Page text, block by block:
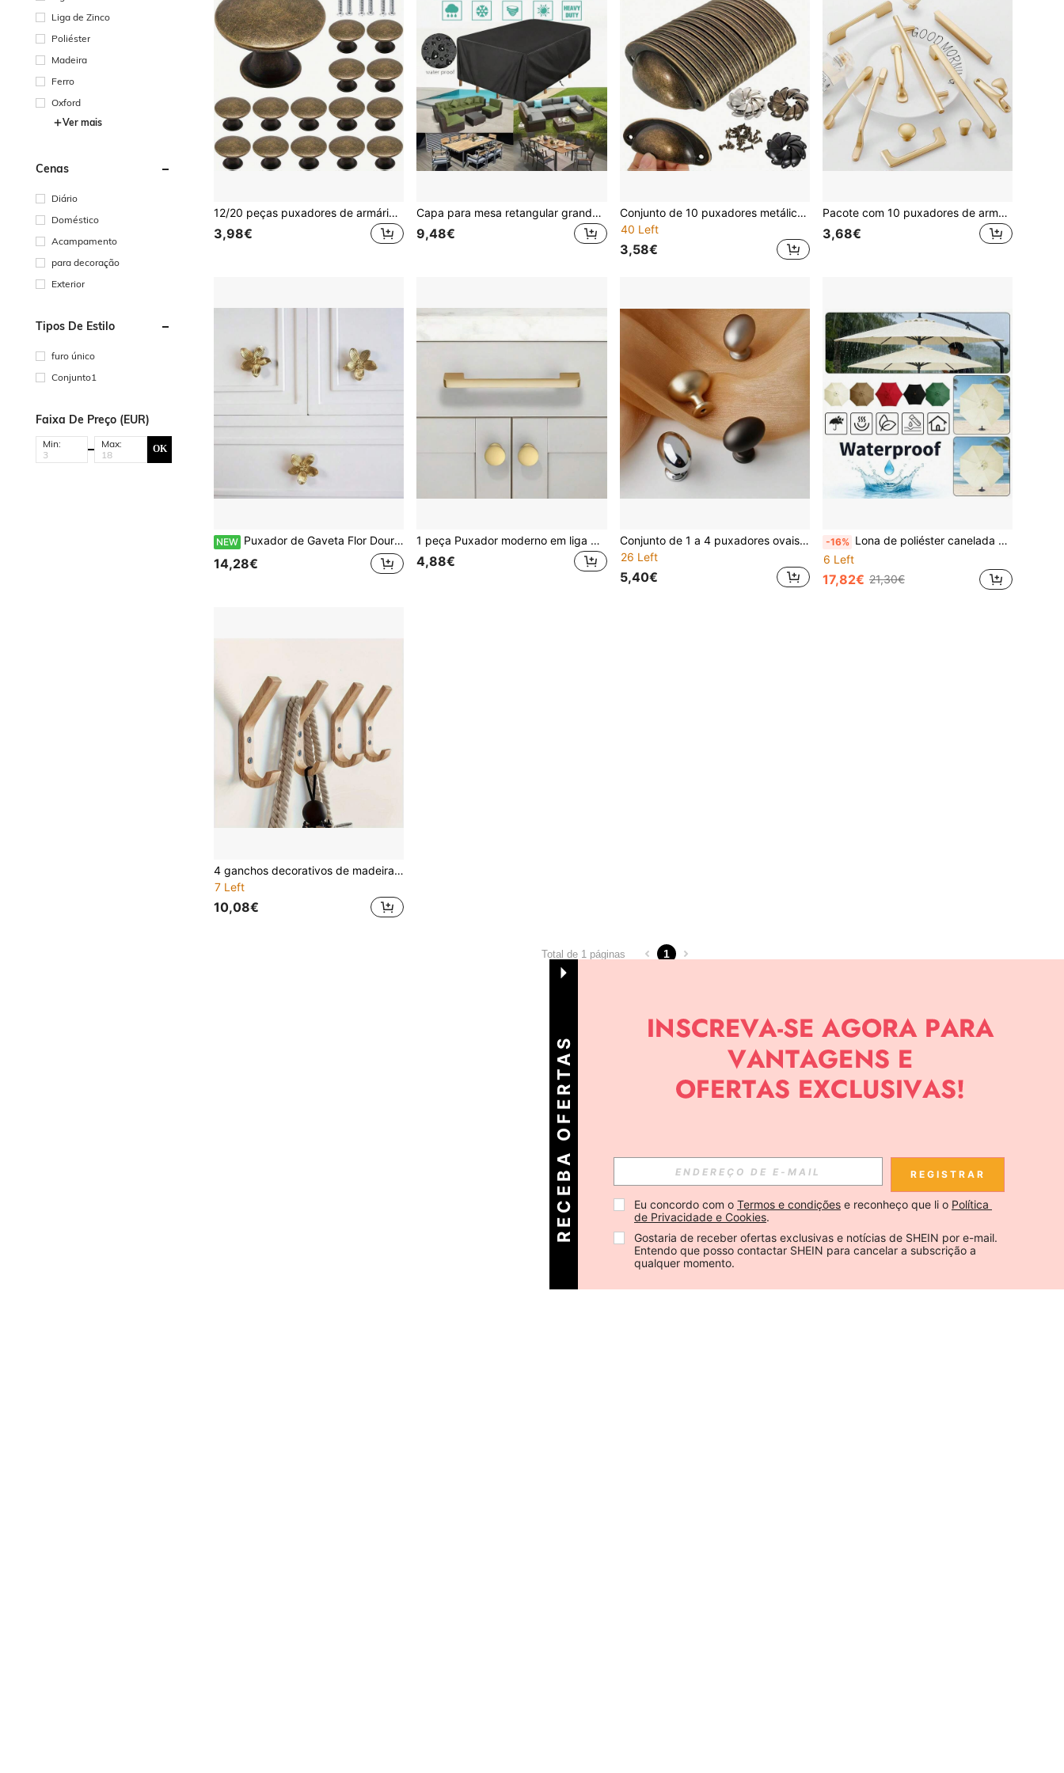
Liga de Zinco
Poliéster
Madeira
Ferro
Oxford
Ver mais
Cenas
Diário
Doméstico
Acampamento
para decoração
Exterior
Tipos De Estilo
furo único
Conjunto1
Faixa De Preço (EUR)
Min: Max: OK
12/20 peças puxadores de armário retrô, gavetas e puxadores de armário, bronze redondo furo único cozinha e móveis ferragens decorativas
3,98€
Capa para mesa retangular grande, protetor durável para móveis de jardim, resistente aos raios UV, adequado para uso externo.
9,48€
Conjunto de 10 puxadores metálicos embutidos em estilo vintage, ideais para gavetas, armários e lixeiras. Acompanham acessórios de instalação e possuem acabamento pintado. Perfeitos para móveis residenciais.
40 Left
3,58€
Pacote com 10 puxadores de armário dourados - puxadores de gaveta de liga de alumínio, acabamento em metal cobre, ferragens de armário pintadas com vários componentes para aplicações em cozinha e móveis
3,68€
NEW Puxador de Gaveta Flor Dourada, Puxador Criativo de Pétala para Armário de Cozinha, Puxador de Toucador, Puxador de Gaveta de Armário de Mobília, Puxador de Porta de Guarda-Roupa
14,28€
1 peça Puxador moderno em liga de alumínio dourado para armário de cozinha, gaveta e porta de roupeiro, ferragem para móveis
4,88€
Conjunto de 1 a 4 puxadores ovais para gavetas e portas de armários, com furo único, em liga de alumínio escovado, diversos estilos, ferragens para móveis de estilo europeu.
26 Left
5,40€
-16% Lona de poliéster canelada 6/8 para sombreamento de guarda-sol de pátio externo, tecido de reposição à prova de chuva (somente a lona do guarda-sol)
6 Left
17,82€ 21,30€
4 ganchos decorativos de madeira vintage para parede, ganchos resistentes para pendurar casacos, chapéus, chaves, organizador de porta, gancho para roupas, cabide de parede, gancho adesivo de parede, organizador de parede, conjunto de cabides, porta-retratos de parede
7 Left
10,08€
Total de 1 páginas 1
R
E
C
E
B
A
O
E
R
T
A
S
D
I
Á REGISTRAR
Eu concordo com o Termos e condições e reconheço que li o Política
de Privacidade e Cookies.
Gostaria de receber ofertas exclusivas e notícias de SHEIN por e-mail.
Entendo que posso contactar SHEIN para cancelar a subscrição a
qualquer momento.